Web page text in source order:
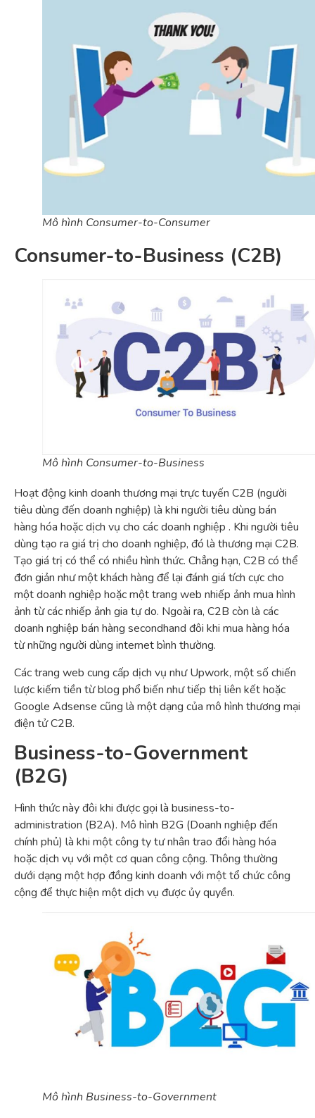
Mô hình Consumer-to-Consumer
Consumer-to-Business (C2B)
Mô hình Consumer-to-Business
Hoạt động kinh doanh thương mại trực tuyến C2B (người
tiêu dùng đến doanh nghiệp) là khi người tiêu dùng bán
hàng hóa hoặc dịch vụ cho các doanh nghiệp . Khi người tiêu
dùng tạo ra giá trị cho doanh nghiệp, đó là thương mại C2B.
Tạo giá trị có thể có nhiều hình thức. Chẳng hạn, C2B có thể
đơn giản như một khách hàng để lại đánh giá tích cực cho
một doanh nghiệp hoặc một trang web nhiếp ảnh mua hình
ảnh từ các nhiếp ảnh gia tự do. Ngoài ra, C2B còn là các
doanh nghiệp bán hàng secondhand đôi khi mua hàng hóa
từ những người dùng internet bình thường.
Các trang web cung cấp dịch vụ như Upwork, một số chiến
lược kiếm tiền từ blog phổ biến như tiếp thị liên kết hoặc
Google Adsense cũng là một dạng của mô hình thương mại
điện tử C2B.
Business-to-Government
(B2G)
Hình thức này đôi khi được gọi là business-to-
administration (B2A). Mô hình B2G (Doanh nghiệp đến
chính phủ) là khi một công ty tư nhân trao đổi hàng hóa
hoặc dịch vụ với một cơ quan công cộng. Thông thường
dưới dạng một hợp đồng kinh doanh với một tổ chức công
cộng để thực hiện một dịch vụ được ủy quyền.
Mô hình Business-to-Government